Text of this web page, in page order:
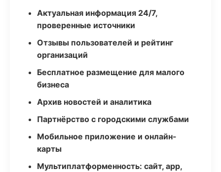
Актуальная информация 24/7,
проверенные источники
Отзывы пользователей и рейтинг
организаций
Бесплатное размещение для малого
бизнеса
Архив новостей и аналитика
Партнёрство с городскими службами
Мобильное приложение и онлайн-
карты
Мультиплатформенность: сайт, app,